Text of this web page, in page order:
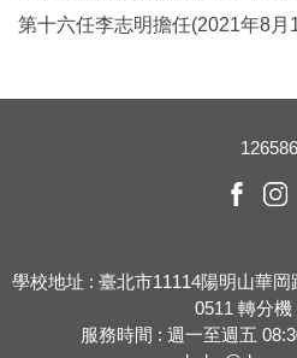
第十六任李志明擔任(2021年8月
126586
學校地址 : 臺北市11114陽明山華
0511 轉分機
服務時間 : 週一至週五